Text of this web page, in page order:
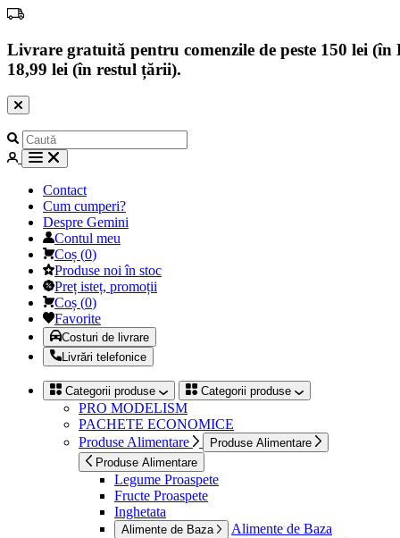
Livrare gratuită pentru comenzile de peste 150 lei
18,99 lei (în restul țării).
Contact
Cum cumperi?
Despre Gemini
Contul meu
Coș (0)
Produse noi în stoc
Preț isteț, promoții
Coș (0)
Favorite
Costuri de livrare
Livrări telefonice
Categorii produse Categorii produse
PRO MODELISM
PACHETE ECONOMICE
Produse Alimentare
Produse Alimentare
Produse Alimentare
Legume Proaspete
Fructe Proaspete
Inghetata
Alimente de Baza Alimente de Baza